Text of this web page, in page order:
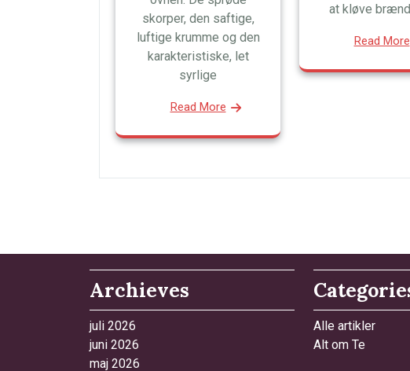
skorper, den saftige,
luftige krumme og den
karakteristiske, let
syrlige
Read More
at kløve
Read More
Archieves
juli 2026
juni 2026
maj 2026
Alle artikler
Alt om Te